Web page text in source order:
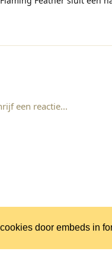
door embeds in
een reactie...